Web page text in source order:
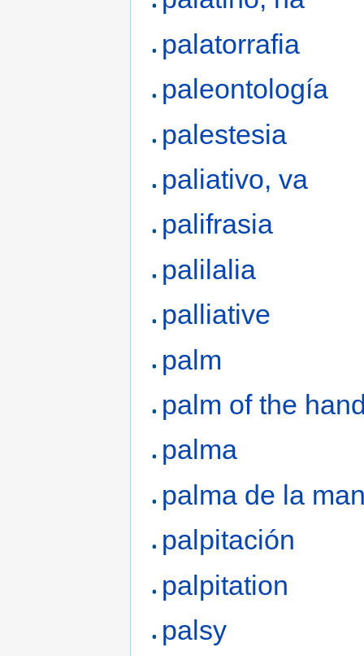
palatorrafia
paleontología
palestesia
paliativo, va
palifrasia
palilalia
palliative
palm
palm of the
palma
palma de la
palpitación
palpitation
palsy